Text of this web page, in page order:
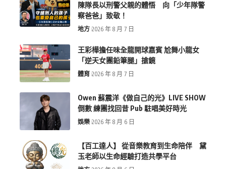
陳隊長以刑警父親的體悟 向「少年隊警
察爸爸」致敬！
地方 2026 年 8 月 7 日
王彩樺擔任味全龍開球嘉賓 尬舞小龍女
「逆天女團鉛筆腿」搶鏡
體育 2026 年 8 月 7 日
Owen 蘇震洋《做自己的光》LIVE SHOW
倒數 練團找回昔 Pub 駐唱美好時光
娛樂 2026 年 8 月 6 日
【百工達人】 從音樂教育到生命陪伴 黛
玉老師以生命經驗打造共學平台